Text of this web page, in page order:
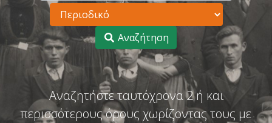
Αναζήτηση
Αναζητήστε ταυτόχρονα 2 ή και
περισσότερους όρους χωρίζοντας τους με